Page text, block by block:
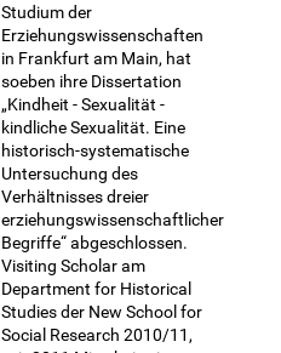
Studium der
Erziehungswissenschaften
in Frankfurt am Main, hat
soeben ihre Dissertation
„Kindheit - Sexualität -
kindliche Sexualität. Eine
historisch-systematische
Untersuchung des
Verhältnisses dreier
erziehungswissenschaftlicher
Begriffe“ abgeschlossen.
Visiting Scholar am
Department for Historical
Studies der New School for
Social Research 2010/11,